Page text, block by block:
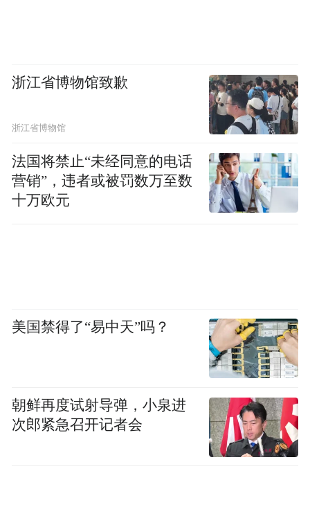
浙江省博物馆致歉
浙江省博物馆
法国将禁止“未经同意的电话
营销”，违者或被罚数万至数
十万欧元
美国禁得了“易中天”吗？
朝鲜再度试射导弹，小泉进
次郎紧急召开记者会